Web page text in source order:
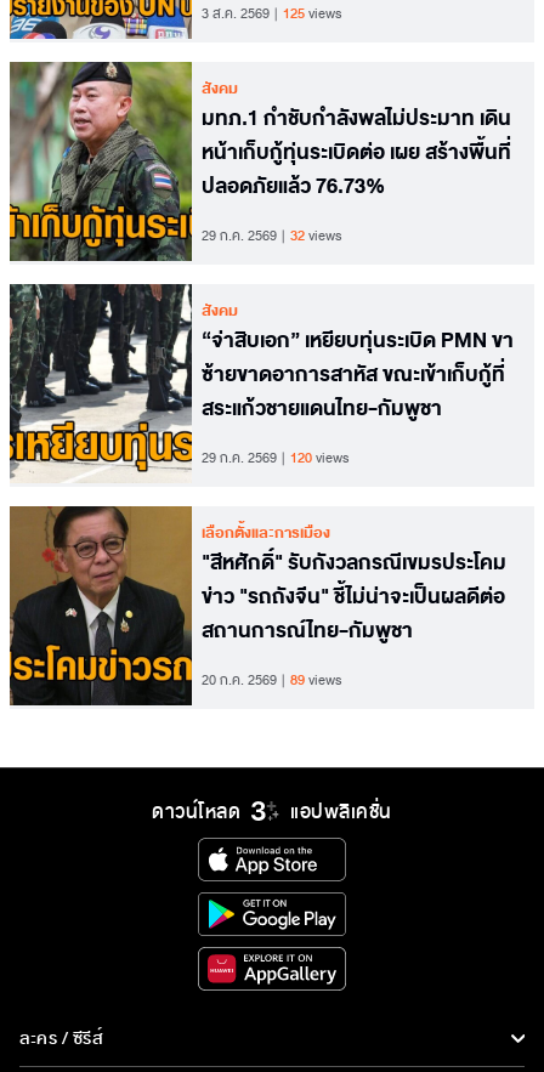
3 ส.ค. 2569 125views
สังคม
มทภ.1 กำชับกำลังพลไม่ประมาท เดิน
หน้าเก็บกู้ทุ่นระเบิดต่อ เผย สร้างพื้นที่
ปลอดภัยแล้ว 76.73%
29 ก.ค. 2569 32views
สังคม
“จ่าสิบเอก” เหยียบทุ่นระเบิด PMN ขา
ซ้ายขาดอาการสาหัส ขณะเข้าเก็บกู้ที่
สระแก้วชายแดนไทย-กัมพูชา
29 ก.ค. 2569 120views
เลือกตั้งและการเมือง
​"สีหศักดิ์" รับกังวลกรณีเขมรประโคม
ข่าว "รถถังจีน" ชี้ไม่น่าจะเป็นผลดีต่อ
สถานการณ์ไทย-กัมพูชา
20 ก.ค. 2569 89views
ดาวน์โหลด แอปพลิเคชั่น
ละคร / ซีรีส์